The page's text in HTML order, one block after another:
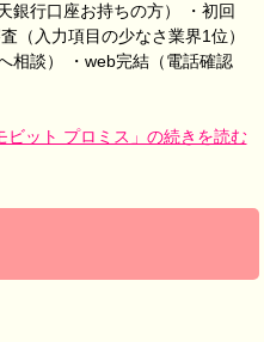
銀行口座お持ちの方） ・初回
（入力項目の少なさ業界1位）
相談） ・web完結（電話確認
ビット プロミス」の続きを読む